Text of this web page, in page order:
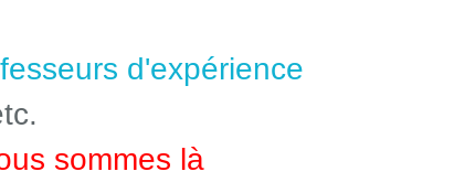
d'expérience
sommes là